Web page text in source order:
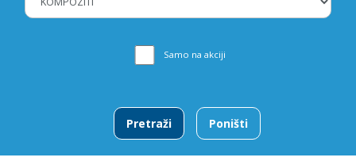
Samo na akciji
Pretraži Poništi